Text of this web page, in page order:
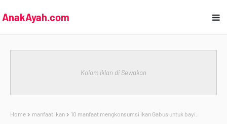
AnakAyah.com
Kolom Iklan di Sewakan
Home manfaat ikan 10 manfaat mengkonsumsi Ikan Gabus untuk bayi.